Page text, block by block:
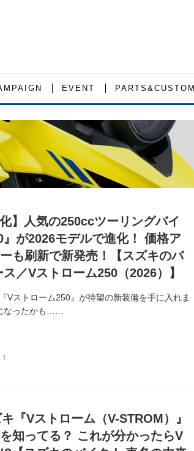
EVENT PARTS&CUSTOM
】人気の250ccツーリングバイ
が2026モデルで進化！ 価格ア
も刷新で新発売！【スズキのバ
／Vストローム250（2026）】
Vストローム250』が待望の新装備を手に入れま
なったかも……
『Vストローム（V-STROM）』
知ってる？ これが分かったらV